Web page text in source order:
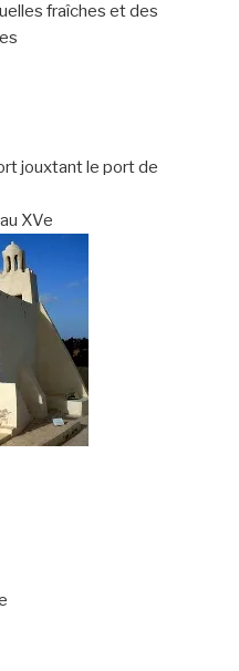
fraîches et des
jouxtant le port de
XVe